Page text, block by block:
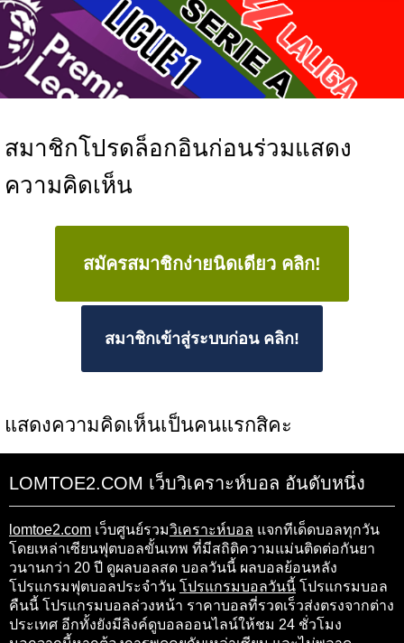
สมาชิกโปรดล็อกอินก่อนร่วมแสดง
ความคิดเห็น
สมัครสมาชิกง่ายนิดเดียว คลิก!
สมาชิกเข้าสู่ระบบก่อน คลิก!
แสดงความคิดเห็นเป็นคนแรกสิคะ
LOMTOE2.COM เว็บวิเคราะห์บอล อันดับหนึ่ง
lomtoe2.com เว็บศูนย์รวมวิเคราะห์บอล แจกทีเด็ดบอลทุกวัน
โดยเหล่าเซียนฟุตบอลขั้นเทพ ที่มีสถิติความแม่นติดต่อกันยา
วนานกว่า 20 ปี ดูผลบอลสด บอลวันนี้ ผลบอลย้อนหลัง
โปรแกรมฟุตบอลประจำวัน โปรแกรมบอลวันนี้ โปรแกรมบอล
คืนนี้ โปรแกรมบอลล่วงหน้า ราคาบอลที่รวดเร็วส่งตรงจากต่าง
ประเทศ อีกทั้งยังมีลิงค์ดูบอลออนไลน์ให้ชม 24 ชั่วโมง